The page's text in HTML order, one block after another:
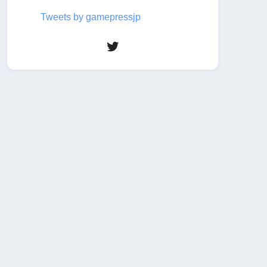
Tweets by gamepressjp